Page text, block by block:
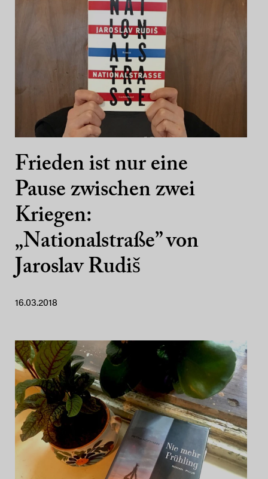
Frieden ist nur eine
Pause zwischen zwei
Kriegen:
„Nationalstraße” von
Jaroslav Rudiš
16.03.2018